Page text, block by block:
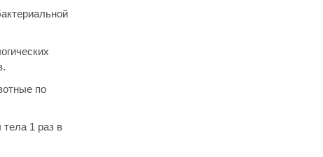
по
1 раз в